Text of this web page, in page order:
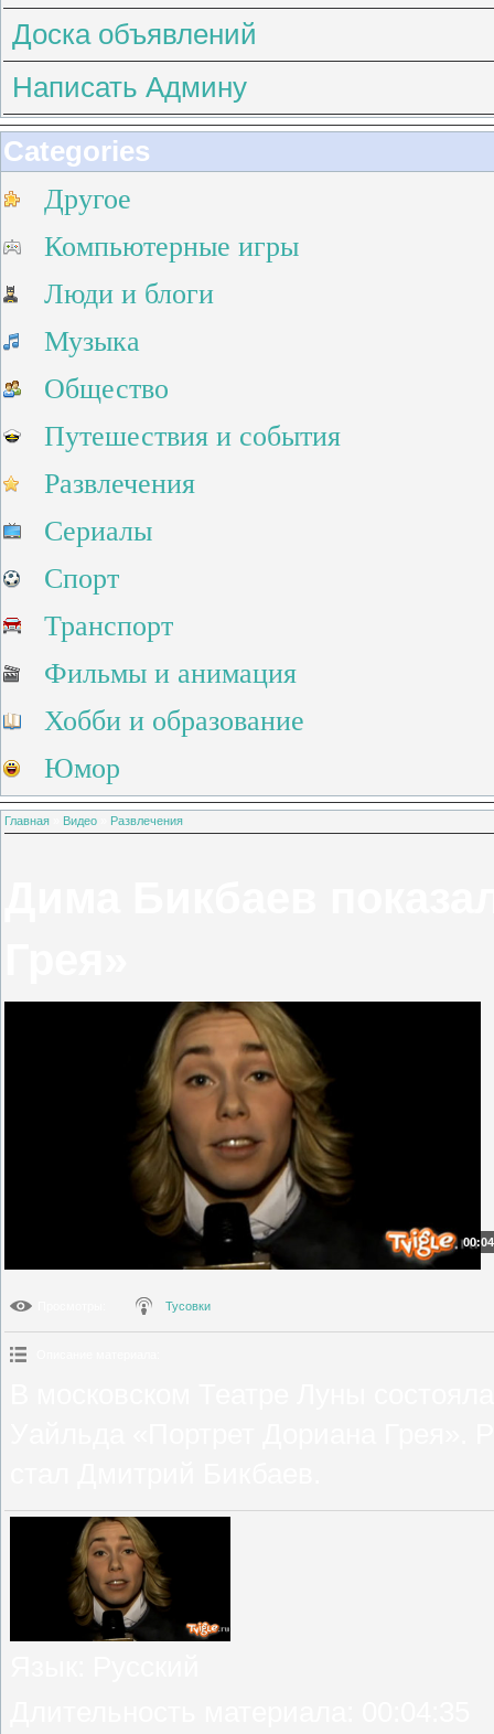
Доска объявлений
Написать Админу
Categories
Другое
Компьютерные игры
Люди и блоги
Музыка
Общество
Путешествия и события
Развлечения
Сериалы
Спорт
Транспорт
Фильмы и анимация
Хобби и образование
Юмор
Главная Видео Развлечения
Тусовки